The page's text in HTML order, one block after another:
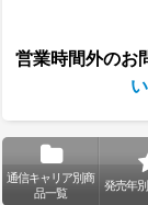
営業時間外のお
通信キャリア別商
品一覧
発売年